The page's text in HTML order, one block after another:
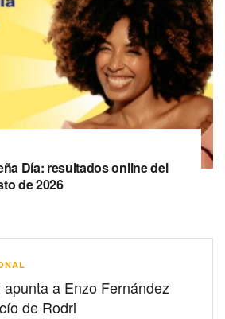
Día: resultados online del
de 2026
a Enzo Fernández
de Rodri